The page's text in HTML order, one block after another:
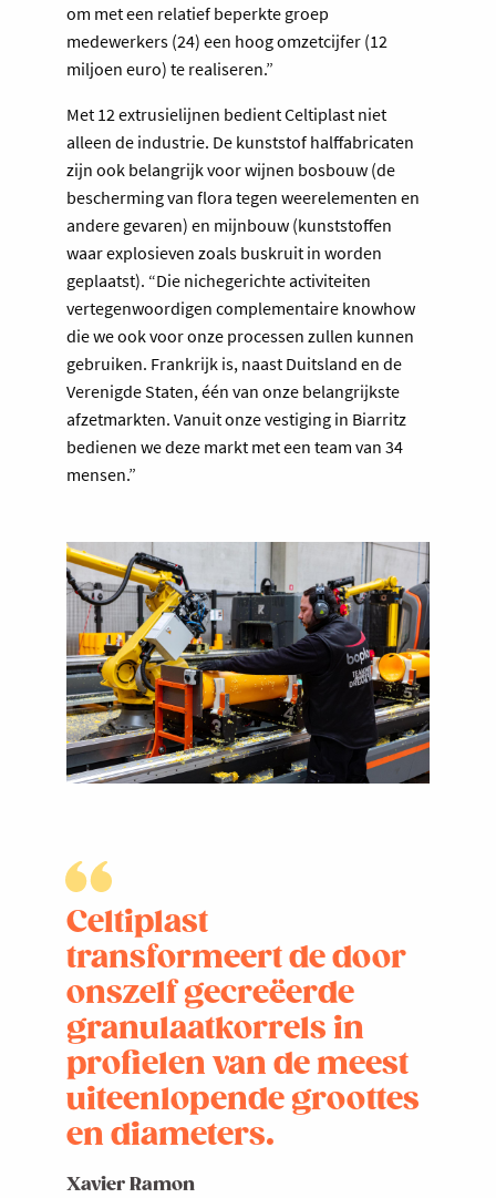
om met een relatief beperkte groep
medewerkers (24) een hoog omzetcijfer (12
miljoen euro) te realiseren.”
Met 12 extrusielijnen bedient Celtiplast niet
alleen de industrie. De kunststof halffabricaten
zijn ook belangrijk voor wijnen bosbouw (de
bescherming van flora tegen weerelementen en
andere gevaren) en mijnbouw (kunststoffen
waar explosieven zoals buskruit in worden
geplaatst). “Die nichegerichte activiteiten
vertegenwoordigen complementaire knowhow
die we ook voor onze processen zullen kunnen
gebruiken. Frankrijk is, naast Duitsland en de
Verenigde Staten, één van onze belangrijkste
afzetmarkten. Vanuit onze vestiging in Biarritz
bedienen we deze markt met een team van 34
mensen.”
Celtiplast
transformeert de door
onszelf gecreëerde
granulaatkorrels in
profielen van de meest
uiteenlopende groottes
en diameters.
Xavier Ramon